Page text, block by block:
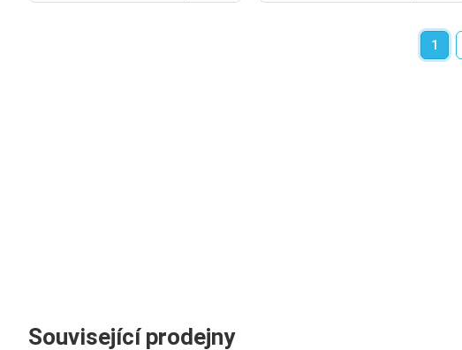
1
Související prodejny